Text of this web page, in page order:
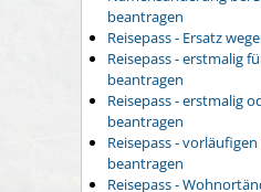
beantragen
Reisepass - Ersatz
Reisepass - erstmalig
beantragen
Reisepass - erstmalig
beantragen
Reisepass - vorläufigen
beantragen
Reisepass -